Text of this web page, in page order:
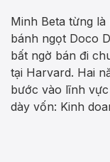
Minh Beta từng
bánh ngọt Doco
bất ngờ bán đi
tại Harvard. Hai
bước vào lĩnh
dày vốn: Kinh